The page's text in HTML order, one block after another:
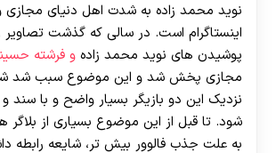
نوید محمد زاده به شدت اهل دنیای مجازی
اینستاگرام است. در سالی که گذشت
پوشیدن های نوید محمد زاده و فرشته
مجازی پخش شد و این موضوع سبب شد
نزدیک این دو بازیگر بسیار واضح و با سند
شود. تا قبل از این موضوع بسیاری از بلاگر
به علت جذب فالوور بیش تر، شایعه رابطه